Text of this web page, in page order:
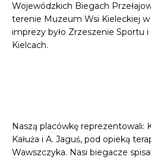
Wojewódzkich Biegach
terenie Muzeum Wsi Kieleckiej
imprezy było Zrzeszenie Sportu i
Kielcach.
Naszą placówkę reprezentowali:
Kałuża i A. Jaguś, pod opieką
Wawszczyka. Nasi biegacze